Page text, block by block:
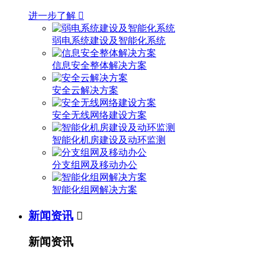
进一步了解 
弱电系统建设及智能化系统
信息安全整体解决方案
安全云解决方案
安全无线网络建设方案
智能化机房建设及动环监测
分支组网及移动办公
智能化组网解决方案
新闻资讯 
新闻资讯